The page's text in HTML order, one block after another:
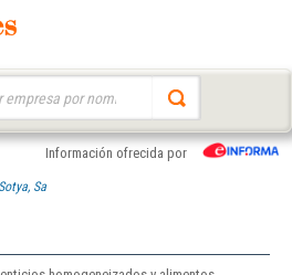
Información ofrecida por
Sotya, Sa